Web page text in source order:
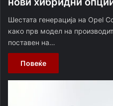
Шестата генерација на Opel
како прв модел на
поставен на…
Повеќе